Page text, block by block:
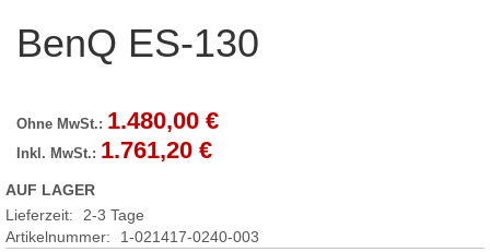
BenQ ES-130
1.480,00 €
1.761,20 €
AUF LAGER
Lieferzeit:
2-3 Tage
Artikelnummer
1-021417-0240-003
springen